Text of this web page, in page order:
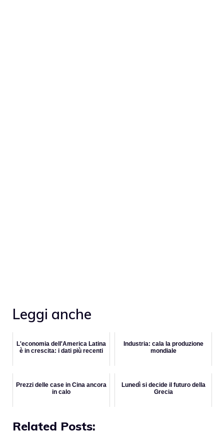
Leggi anche
L'economia dell'America Latina
è in crescita: i dati più recenti
Industria: cala la produzione
mondiale
Prezzi delle case in Cina ancora
in calo
Lunedì si decide il futuro della
Grecia
Related Posts: